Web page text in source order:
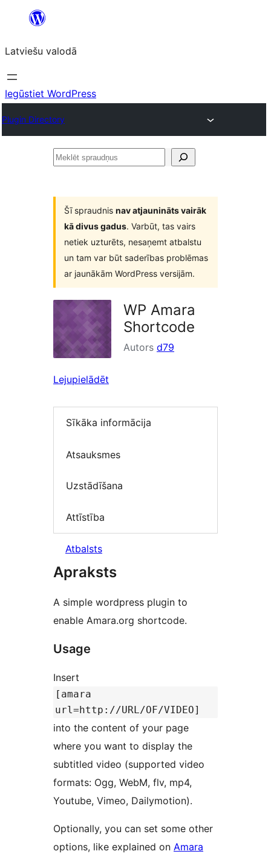
Pāriet
saturu
Latviešu valodā
Iegūstiet WordPress
Plugin Directory
Meklēt
Šī spraudnis nav atjaunināts vairāk
kā divus gadus. Varbūt, tas vairs
netiek uzturēts, nesaņemt atbalstu
un tam var būt saderības problēmas
ar jaunākām WordPress versijām.
WP Amara
Shortcode
Autors d79
Lejupielādēt
Sīkāka informācija
Atsauksmes
Uzstādīšana
Attīstība
Atbalsts
Apraksts
A simple wordpress plugin to
enable Amara.org shortcode.
Usage
Insert
[amara
url=http://URL/OF/VIDEO]
into the content of your page
where you want to display the
subtitled video (supported video
formats: Ogg, WebM, flv, mp4,
Youtube, Vimeo, Dailymotion).
Optionally, you can set some other
options, like explained on Amara